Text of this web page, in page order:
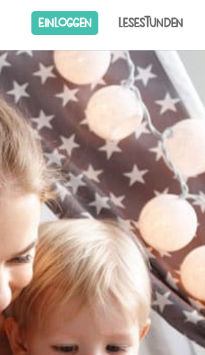
Einloggen Lesestunden